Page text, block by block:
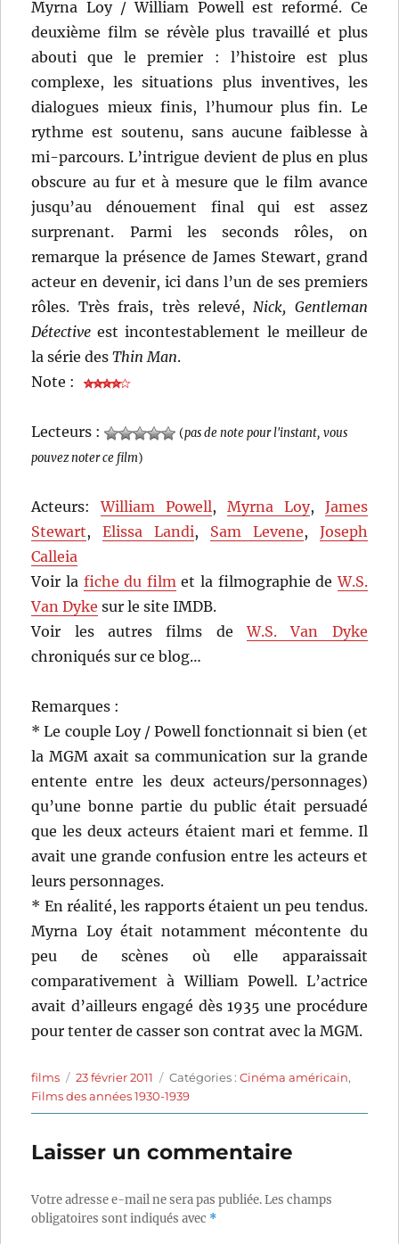
Myrna Loy / William Powell est reformé. Ce
deuxième film se révèle plus travaillé et plus
abouti que le premier : l’histoire est plus
complexe, les situations plus inventives, les
dialogues mieux finis, l’humour plus fin. Le
rythme est soutenu, sans aucune faiblesse à
mi-parcours. L’intrigue devient de plus en plus
obscure au fur et à mesure que le film avance
jusqu’au dénouement final qui est assez
surprenant. Parmi les seconds rôles, on
remarque la présence de James Stewart, grand
acteur en devenir, ici dans l’un de ses premiers
rôles. Très frais, très relevé,Nick, Gentleman
Détective est incontestablement le meilleur de
la série desThin Man.
Note :
Lecteurs : (pas de note pour l'instant, vous
pouvez noter ce film)
Acteurs:William Powell, Myrna Loy, James
Stewart,Elissa Landi, Sam Levene, Joseph
Calleia
Voir la fiche du filmet la filmographie deW.S.
Van Dyke sur le site IMDB.
Voir les autres films deW.S. Van Dyke
chroniqués sur ce blog…
Remarques :
* Le couple Loy / Powell fonctionnait si bien (et
la MGM axait sa communication sur la grande
entente entre les deux acteurs/personnages)
qu’une bonne partie du public était persuadé
que les deux acteurs étaient mari et femme. Il
avait une grande confusion entre les acteurs et
leurs personnages.
* En réalité, les rapports étaient un peu tendus.
Myrna Loy était notamment mécontente du
peu de scènes où elle apparaissait
comparativement à William Powell. L’actrice
avait d’ailleurs engagé dès 1935 une procédure
pour tenter de casser son contrat avec la MGM.
Auteur
films
Publié
le
23 février 2011 Catégories
Catégories :Cinéma américain,
Films des années 1930-1939
Laisser un commentaire
Votre adresse e-mail ne sera pas publiée.Les champs
obligatoires sont indiqués avec *